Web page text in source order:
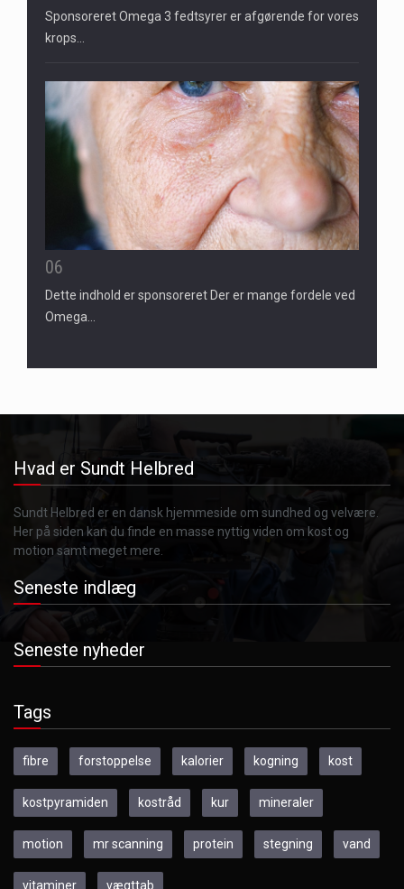
Sponsoreret Omega 3 fedtsyrer er afgørende for vores
krops…
06
Dette indhold er sponsoreret Der er mange fordele ved
Omega…
Hvad er Sundt Helbred
Sundt Helbred er en dansk hjemmeside om sundhed og velvære.
Her på siden kan du finde en masse nyttig viden om kost og
motion samt meget mere.
Seneste indlæg
Seneste nyheder
Tags
fibre forstoppelse kalorier kogning kost
kostpyramiden kostråd kur mineraler
motion mr scanning protein stegning vand
vitaminer vægttab